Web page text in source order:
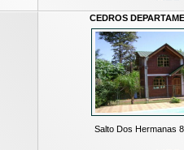
CEDROS
Salto Dos Hermanas